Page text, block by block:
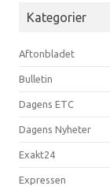
Kategorier
Aftonbladet
Bulletin
Dagens ETC
Dagens Nyheter
Exakt24
Expressen